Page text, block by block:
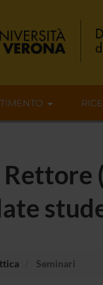
Rettore
Seminari